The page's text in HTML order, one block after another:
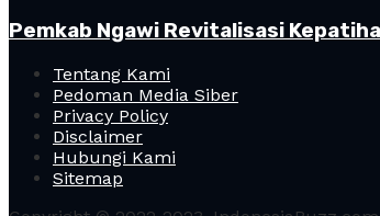
Pemkab Ngawi Revitalisasi
Tentang Kami
Pedoman Media Siber
Privacy Policy
Disclaimer
Hubungi Kami
Sitemap